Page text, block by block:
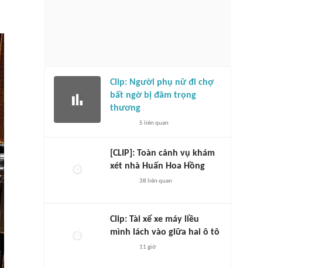
Clip: Người phụ nữ đi chợ
bất ngờ bị đâm trọng
thương
5 liên quan
[CLIP]: Toàn cảnh vụ khám
xét nhà Huấn Hoa Hồng
38 liên quan
Clip: Tài xế xe máy liều
mình lách vào giữa hai ô tô
11 giờ